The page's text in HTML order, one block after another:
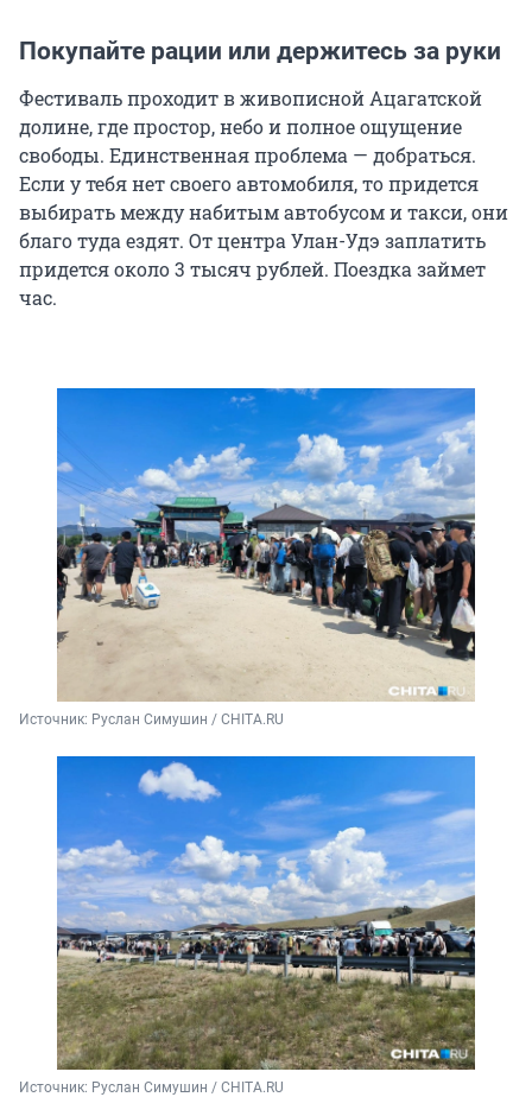
Покупайте рации или держитесь за руки
Фестиваль проходит в живописной Ацагатской
долине, где простор, небо и полное ощущение
свободы. Единственная проблема — добраться.
Если у тебя нет своего автомобиля, то придется
выбирать между набитым автобусом и такси, они
благо туда ездят. От центра Улан-Удэ заплатить
придется около 3 тысяч рублей. Поездка займет
час.
Источник: Руслан Симушин / CHITA.RU
Источник: Руслан Симушин / CHITA.RU